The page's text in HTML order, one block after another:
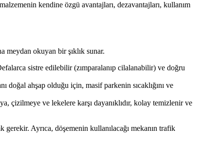
kendine özgü avantajları, dezavantajları, kullanım
meydan okuyan bir şıklık sunar.
sistre edilebilir (zımparalanıp cilalanabilir) ve doğru
doğal ahşap olduğu için, masif parkenin sıcaklığını ve
çizilmeye ve lekelere karşı dayanıklıdır, kolay temizlenir ve
Ayrıca, döşemenin kullanılacağı mekanın trafik